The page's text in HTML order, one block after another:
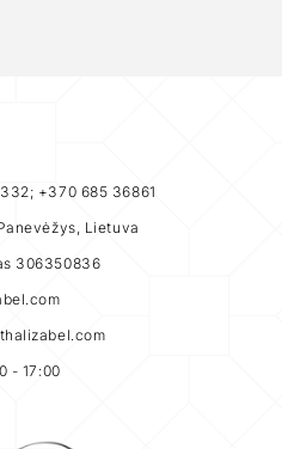
+370 685 36861
Lietuva
306350836
- 17:00